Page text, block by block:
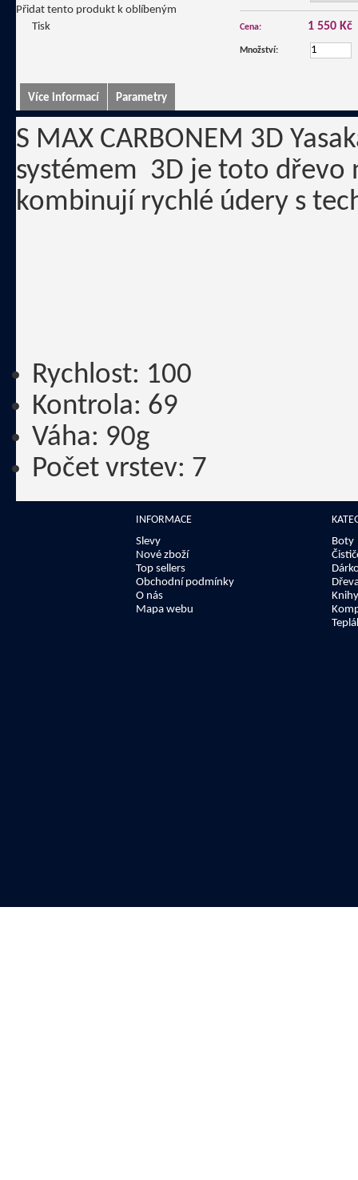
Přidat tento produkt k oblíbeným
Tisk
Cena: 1 550 Kč
Množství:
Více informací Parametry
S MAX CARBONEM 3D
systémem 3D je toto dřevo
kombinují rychlé údery s
Rychlost: 100
Kontrola: 69
Váha: 90g
Počet vrstev: 7
INFORMACE
Slevy
Nové zboží
Top sellers
Obchodní podmínky
O nás
Mapa webu
Boty